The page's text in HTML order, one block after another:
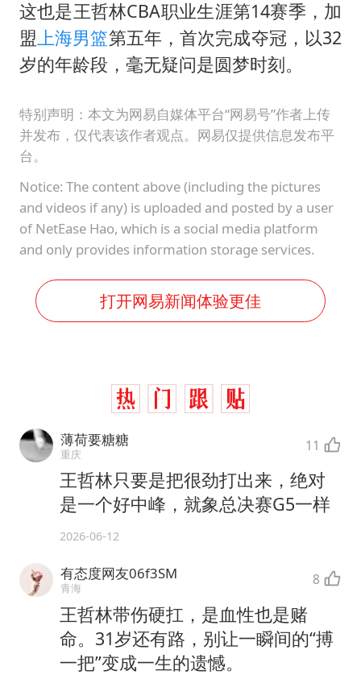
这也是王哲林CBA职业生涯第14赛季，加
盟上海男篮第五年，首次完成夺冠，以32
岁的年龄段，毫无疑问是圆梦时刻。
特别声明：本文为网易自媒体平台“网易号”作者上传
并发布，仅代表该作者观点。网易仅提供信息发布平
台。
Notice: The content above (including the pictures
and videos if any) is uploaded and posted by a user
of NetEase Hao, which is a social media platform
and only provides information storage services.
打开网易新闻体验更佳
薄荷要糖糖
重庆 11
王哲林只要是把很劲打出来，绝对
是一个好中峰，就象总决赛G5一样
2026-06-12
有态度网友06f3SM
青海 8
王哲林带伤硬扛，是血性也是赌
命。31岁还有路，别让一瞬间的“搏
一把”变成一生的遗憾。